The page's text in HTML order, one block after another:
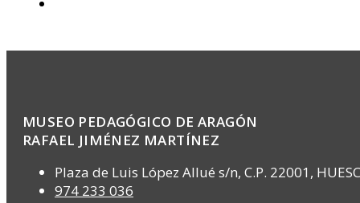
MUSEO PEDAGÓGICO DE ARAGÓN
RAFAEL JIMÉNEZ MARTÍNEZ
Plaza de Luis López Allué s/n, C.P. 22001,
974 233 036